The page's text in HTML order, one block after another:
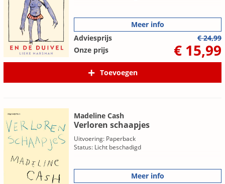
Meer info
Adviesprijs
€ 24,99
Onze prijs
€ 15,99
Toevoegen
Madeline Cash
Verloren schaapjes
Uitvoering: Paperback
Status: Licht beschadigd
Meer info